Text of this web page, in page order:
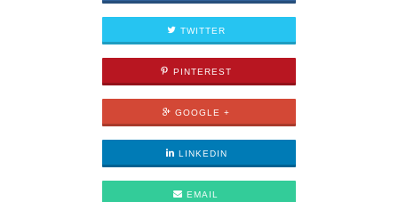
TWITTER
PINTEREST
GOOGLE +
LINKEDIN
EMAIL